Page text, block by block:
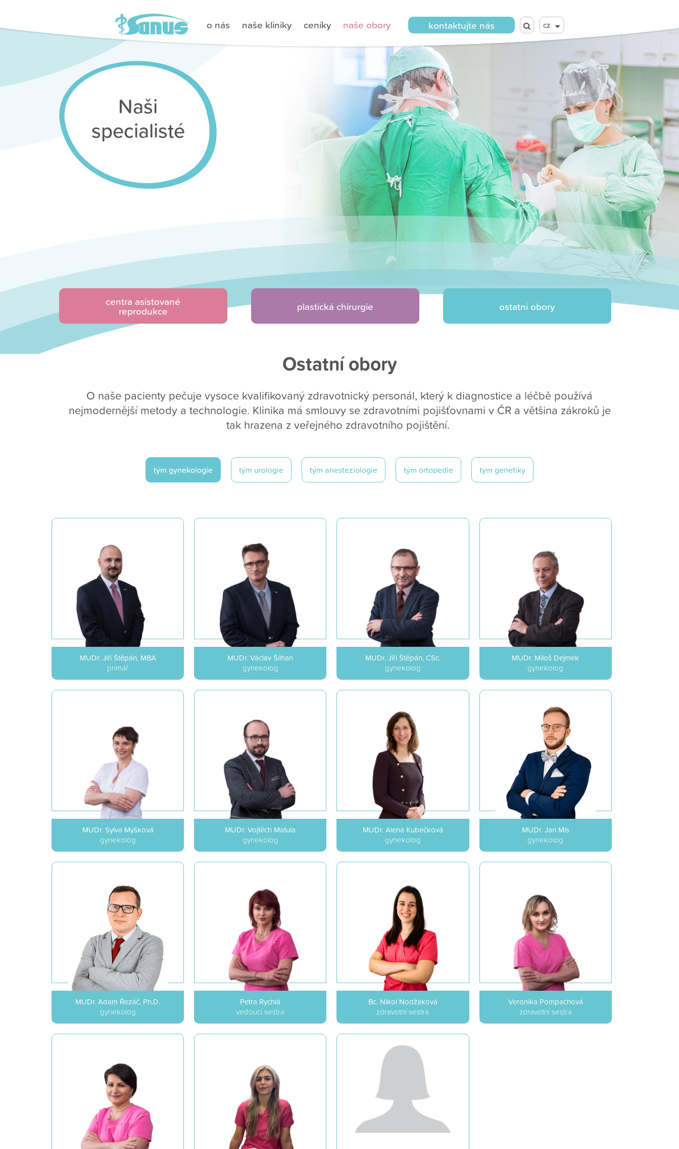
o nás naše kliniky ceníky naše obory kontaktujte nás cz
Naši
specialisté
centra asistované
reprodukce plastická chirurgie ostatní obory
Ostatní obory
O naše pacienty pečuje vysoce kvalifikovaný zdravotnický personál, který k diagnostice a léčbě používá
nejmodernější metody a technologie. Klinika má smlouvy se zdravotními pojišťovnami v ČR a většina zákroků je
tak hrazena z veřejného zdravotního pojištění.
tým gynekologie tým urologie tým anesteziologie tým ortopedie tým genetiky
MUDr. Jiří Štěpán, MBA
primář
MUDr. Václav Šilhan
gynekolog
MUDr. Jiří Štěpán, CSc.
gynekolog
MUDr. Miloš Dejmek
gynekolog
MUDr. Sylva Myšková
gynekolog
MUDr. Vojtěch Matula
gynekolog
MUDr. Alena Kubečková
gynekolog
MUDr. Jan Mls
gynekolog
MUDr. Adam Řezáč, Ph.D.
gynekolog
Petra Rychlá
vedoucí sestra
Bc. Nikol Nodžáková
zdravotní sestra
Veronika Pompachová
zdravotní sestra